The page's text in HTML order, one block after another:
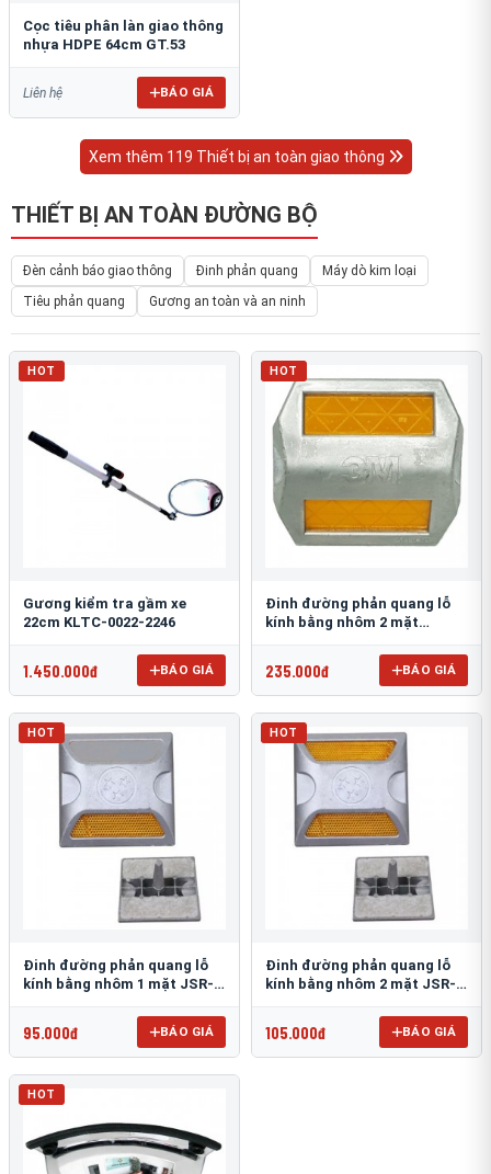
Cọc tiêu phân làn giao thông
nhựa HDPE 64cm GT.53
Liên hệ BÁO GIÁ
Xem thêm 119 Thiết bị an toàn giao thông
THIẾT BỊ AN TOÀN ĐƯỜNG BỘ
Đèn cảnh báo giao thông Đinh phản quang
Máy dò kim loại
Tiêu phản quang
Gương an toàn và an ninh
HOT
Gương kiểm tra gầm xe
22cm KLTC-0022-2246
1.450.000đ BÁO GIÁ
HOT
Đinh đường phản quang lỗ
kính bằng nhôm 2 mặt
235.000đ BÁO GIÁ
HOT
Đinh đường phản quang lỗ
kính bằng nhôm 1 mặt JSR-
95.000đ BÁO GIÁ
HOT
Đinh đường phản quang lỗ
kính bằng nhôm 2 mặt JSR-
105.000đ BÁO GIÁ
HOT